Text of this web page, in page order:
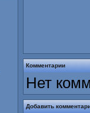
Комментарии
Нет
Добавить